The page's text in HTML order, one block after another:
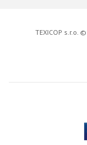
TEXICOP s.r.o.